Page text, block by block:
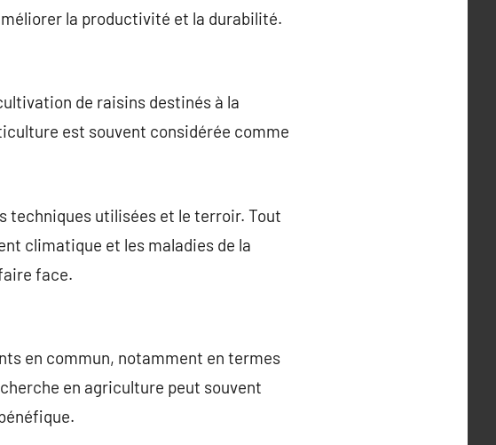
la productivité et la durabilité.
de raisins destinés à la
est souvent considérée comme
techniques utilisées et le terroir. Tout
climatique et les maladies de la
face.
en commun, notamment en termes
en agriculture peut souvent